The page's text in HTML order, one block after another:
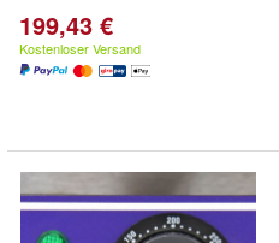
199,43 €
Kostenloser Versand